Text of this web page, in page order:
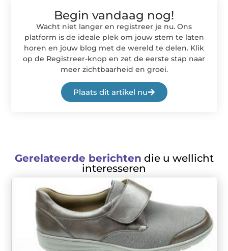
Begin vandaag nog!
Wacht niet langer en registreer je nu. Ons
platform is de ideale plek om jouw stem te laten
horen en jouw blog met de wereld te delen. Klik
op de Registreer-knop en zet de eerste stap naar
meer zichtbaarheid en groei.
Plaats dit artikel nu
Gerelateerde berichten die u wellicht
interesseren